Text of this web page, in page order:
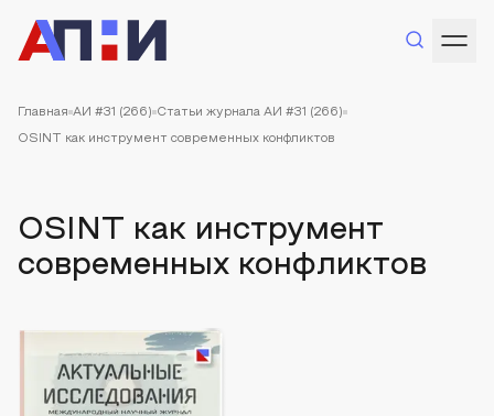
Главная АИ #31 (266) Статьи журнала АИ #31 (266)
OSINT как инструмент современных конфликтов
OSINT как инструмент
современных конфликтов